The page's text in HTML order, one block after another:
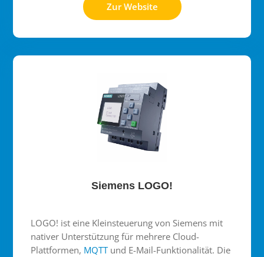
Zur Website
Siemens LOGO!
LOGO! ist eine Kleinsteuerung von Siemens mit
nativer Unterstützung für mehrere Cloud-
Plattformen, MQTTund E-Mail-Funktionalität. Die